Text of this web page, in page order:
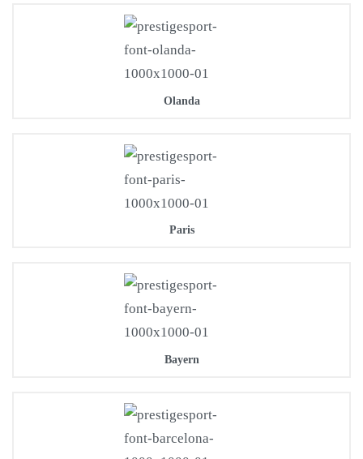
Olanda
Paris
Bayern